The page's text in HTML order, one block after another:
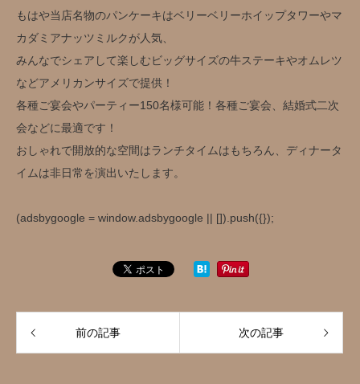
もはや当店名物のパンケーキはベリーベリーホイップタワーやマ
カダミアナッツミルクが人気、
みんなでシェアして楽しむビッグサイズの牛ステーキやオムレツ
などアメリカンサイズで提供！
各種ご宴会やパーティー150名様可能！各種ご宴会、結婚式二次
会などに最適です！
おしゃれで開放的な空間はランチタイムはもちろん、ディナータ
イムは非日常を演出いたします。
(adsbygoogle = window.adsbygoogle || []).push({});
前の記事 次の記事